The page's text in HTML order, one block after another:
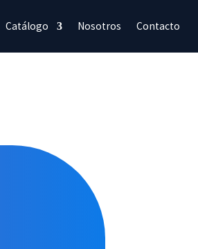
Catálogo Nosotros Contacto